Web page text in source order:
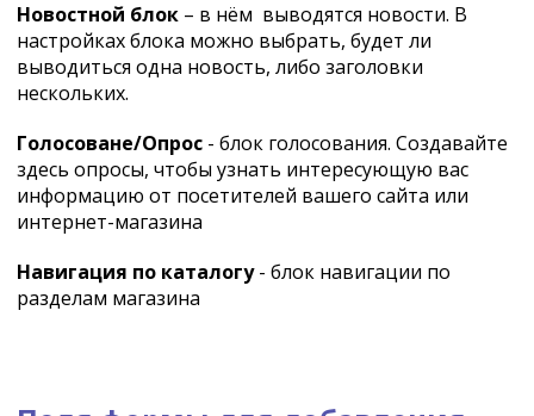
Новостной блок – в нём выводятся новости. В
настройках блока можно выбрать, будет ли
выводиться одна новость, либо заголовки
нескольких.
Голосоване/Опрос - блок голосования. Создавайте
здесь опросы, чтобы узнать интересующую вас
информацию от посетителей вашего сайта или
интернет-магазина
Навигация по каталогу- блок навигации по
разделам магазина